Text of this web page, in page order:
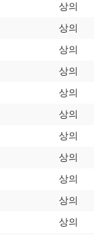
상의
상의
상의
상의
상의
상의
상의
상의
상의
상의
상의